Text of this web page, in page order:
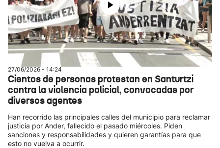
27/06/2026 - 14:24
Cientos de personas protestan en Santurtzi
contra la violencia policial, convocadas por
diversos agentes
Han recorrido las principales calles del municipio para reclamar
justicia por Ander, fallecido el pasado miércoles. Piden
sanciones y responsabilidades y quieren garantías para que
esto no vuelva a ocurrir.